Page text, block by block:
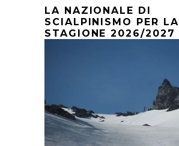
LA NAZIONALE DI
SCIALPINISMO PER LA
STAGIONE 2026/2027